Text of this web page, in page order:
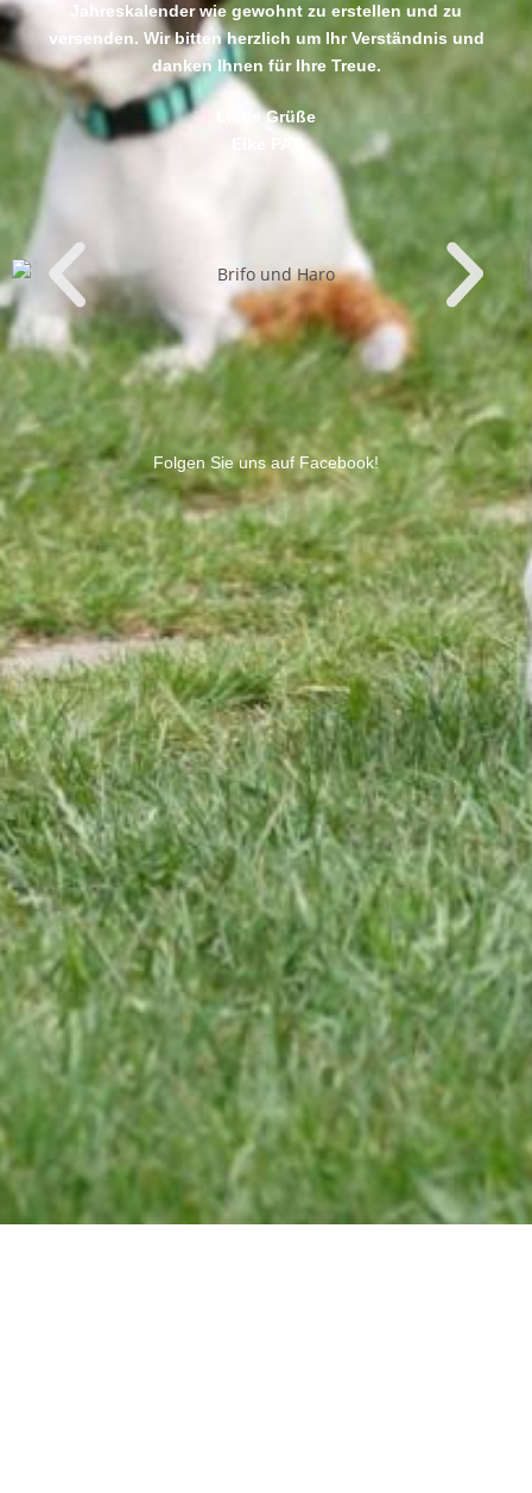
Folgen Sie uns auf Facebook!
Jahreskalender wie gewohnt zu erstellen und zu
versenden. Wir bitten herzlich um Ihr Verständnis und
danken Ihnen für Ihre Treue.
Liebe Grüße